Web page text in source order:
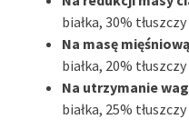
białka, 30% tłuszczy
Na masę
białka, 20% tłuszczy
Na utrzymanie
białka, 25% tłuszczy